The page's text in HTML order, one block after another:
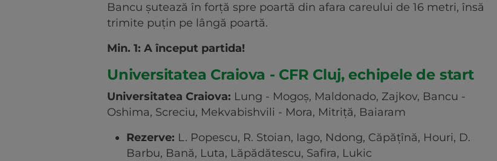
Bancu șutează în forță spre poartă din afara careului de 16 metri, însă
trimite puțin pe lângă poartă.
Min. 1: A început partida!
Universitatea Craiova - CFR Cluj, echipele de start
Universitatea Craiova: Lung - Mogoș, Maldonado, Zajkov, Bancu -
Oshima, Screciu, Mekvabishvili - Mora, Mitriță, Baiaram
Rezerve: L. Popescu, R. Stoian, Iago, Ndong, Căpățînă, Houri, D.
Barbu, Bană, Luta, Lăpădătescu, Safira, Lukic